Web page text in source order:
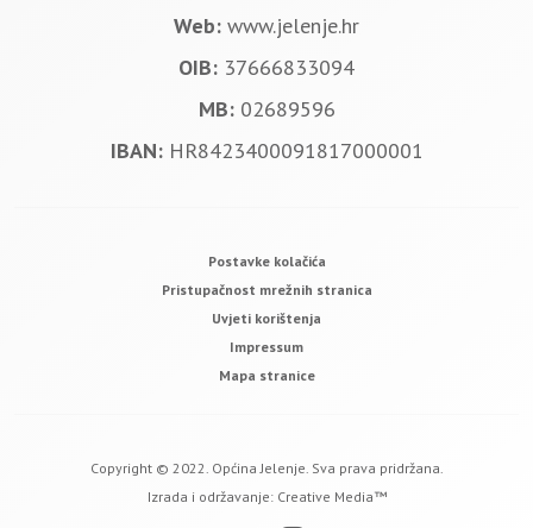
Web: www.jelenje.hr
OIB: 37666833094
MB: 02689596
IBAN: HR8423400091817000001
Postavke kolačića
Pristupačnost mrežnih stranica
Uvjeti korištenja
Impressum
Mapa stranice
Copyright © 2022. Općina Jelenje. Sva prava pridržana.
Izrada i održavanje: Creative Media™